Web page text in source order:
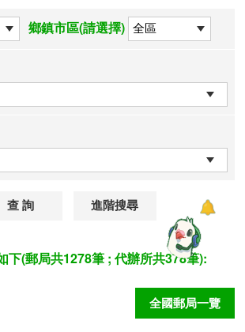
鄉鎮市區(請選擇)
進階搜尋
下(郵局共1278筆 ; 代辦所共378筆):
全國郵局一覽